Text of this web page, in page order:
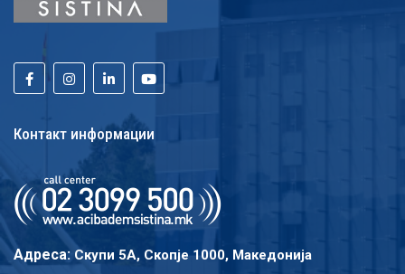
Контакт информации
Адреса: Скупи 5A, Скопје 1000, Македонија